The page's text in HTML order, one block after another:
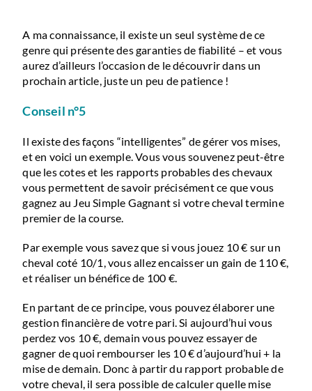
A ma connaissance, il existe un seul système de ce
genre qui présente des garanties de fiabilité – et vous
aurez d’ailleurs l’occasion de le découvrir dans un
prochain article , juste un peu de patience !
Conseil n°5
Il existe des façons “intelligentes” de gérer vos mises,
et en voici un exemple. Vous vous souvenez peut-être
que les cotes et les rapports probables des chevaux
vous permettent de savoir précisément ce que vous
gagnez au Jeu Simple Gagnant si votre cheval termine
premier de la course.
Par exemple vous savez que si vous jouez 10 € sur un
cheval coté 10/1, vous allez encaisser un gain de 110 €,
et réaliser un bénéfice de 100 €.
En partant de ce principe, vous pouvez élaborer une
gestion financière de votre pari. Si aujourd’hui vous
perdez vos 10 €, demain vous pouvez essayer de
gagner de quoi rembourser les 10 € d’aujourd’hui + la
mise de demain. Donc à partir du rapport probable de
votre cheval, il sera possible de calculer quelle mise